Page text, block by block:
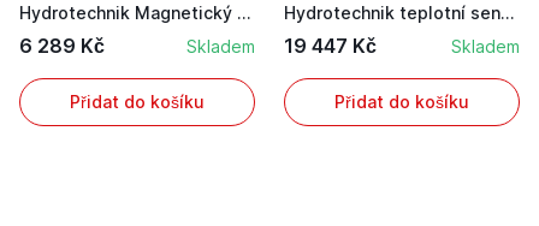
Hydrotechnik Magnetický držák pro senzor otáček
6 289 Kč Skladem
Přidat do košíku
Hydrotechnik teplotní sensor ISDS 50-200°C
19 447 Kč Skladem
Přidat do košíku